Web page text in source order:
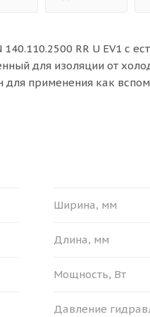
RR U EV1 с
для изоляции от
применения как
Конвектор Ntherm
эксплуатации в
– 130 °С.</li>
b></span><br>
Ширина, мм
Длина, мм
Мощность, Вт
Давление